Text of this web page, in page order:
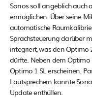
Sonos soll angeblich auch
ermöglichen. Über seine
automatische
Sprachsteuerung darüber
integriert, was den Optimo
dürfte. Neben dem
Optimo 1 SL erscheinen.
Lautsprechern könnte
Update enthüllen.